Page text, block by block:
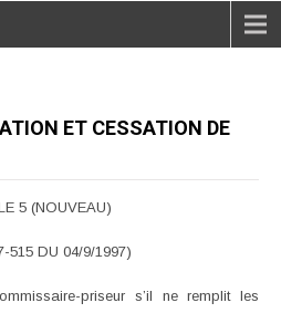
ET CESSATION DE
5 (NOUVEAU)
515 DU 04/9/1997)
priseur s’il ne remplit les